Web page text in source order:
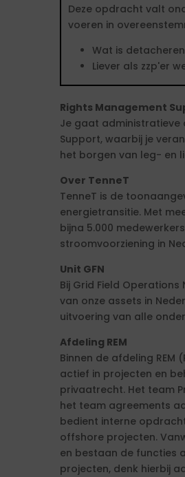
Deze opdracht valt
voeren in
Wat is
Liever als zzp'er
Rights Management
Je gaat administratieve
Support, waarbij je
het borgen van leg- en
Over TenneT
TenneT is de
energietransitie. Met
bijna 5.000
stroomvoorziening in
Unit GFN
Bij Grid Field
van onze assets in
uitvoering van alle
Afdeling REM
Binnen de afdeling
actief in projecten en
privaatrecht. Het team
het team agreements
bedient interne
offshore projecten.
en bestaan de functies
projecten, denk hierbij